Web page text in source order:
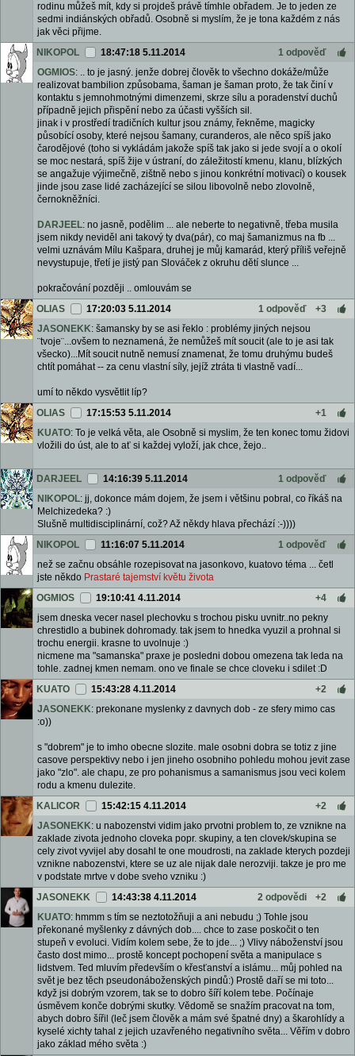
rodinu můžeš mít, kdy si projdeš právě tímhle obřadem. Je to jeden ze
sedmi indiánských obřadů. Osobně si myslím, že je tona každém z nás
jak věci přijme.
NIKOPOL
18:47:18 5.11.2014
1 odpověď
OGMIOS: .. to je jasný. jenže dobrej člověk to všechno dokáže/může
realizovat bambilion způsobama, šaman je šaman proto, že tak činí v
kontaktu s jemnohmotnými dimenzemi, skrze sílu a poradenství duchů
případně jejich přispění nebo za účasti vyšších sil.
jinak i v prostředí tradičních kultur jsou známy, řekněme, magicky
působící osoby, které nejsou šamany, curanderos, ale něco spíš jako
čarodějové (toho si vykládám jakože spíš tak jako si jede svojí a o okolí
se moc nestará, spíš žije v ústraní, do záležitostí kmenu, klanu, blízkých
se angažuje výjimečně, zištně nebo s jinou konkrétní motivací) o kousek
jinde jsou zase lidé zacházející se silou libovolně nebo zlovolně,
černokněžníci.
DARJEEL: no jasně, podělim ... ale neberte to negativně, třeba musila
jsem nikdy neviděl ani takový ty dva(pár), co maj šamanizmus na fb ...
velmi uznávám Mílu Kašpara, druhej je můj kamarád, který příliš veřejně
nevystupuje, třetí je jistý pan Slováček z okruhu dětí slunce ...
pokračování později .. omlouvám se
OLIAS
17:20:03 5.11.2014 1 odpověď
+3
JASONEKK: šamansky by se asi řeklo : problémy jiných nejsou
¨tvoje¨...ovšem to neznamená, že nemůžeš mít soucit (ale to je asi tak
všecko)...Mít soucit nutně nemusí znamenat, že tomu druhýmu budeš
chtít pomáhat -- za cenu vlastní síly, jejíž ztráta ti vlastně vadí...
umí to někdo vysvětlit líp?
OLIAS
17:15:53 5.11.2014
+1
KUATO: To je velká věta, ale Osobně si myslim, že ten konec tomu židovi
vložili do úst, ale to ať si každej vyloží, jak chce, žejo..
DARJEEL 14:16:39 5.11.2014
1 odpověď
NIKOPOL: jj, dokonce mám dojem, že jsem i většinu pobral, co říkáš na
Melchizedeka? :)
Slušně multidisciplinární, což? Až někdy hlava přechází :-))))
NIKOPOL
11:16:07 5.11.2014
1 odpověď
než se začnu obsáhle rozepisovat na jasonkovo, kuatovo téma ... četl
jste někdo Prastaré tajemství květu života
OGMIOS
19:10:41 4.11.2014
+4
jsem dneska vecer nasel plechovku s trochou pisku uvnitr..no pekny
chrestidlo a bubinek dohromady. tak jsem to hnedka vyuzil a prohnal si
trochu energii. krasne to uvolnuje :)
nicmene ma "samanska" praxe je posledni dobou omezena tak leda na
tohle. zadnej kmen nemam. ono ve finale se chce cloveku i sdilet :D
KUATO
15:43:28 4.11.2014
+2
JASONEKK: prekonane myslenky z davnych dob - ze sfery mimo cas
:o))
s "dobrem" je to imho obecne slozite. male osobni dobra se totiz z jine
casove perspektivy nebo i jen jineho osobniho pohledu mohou jevit zase
jako "zlo". ale chapu, ze pro pohanismus a samanismus jsou veci kolem
rodu a kmenu dulezite.
KALICOR
15:42:15 4.11.2014
+2
JASONEKK: u nabozenstvi vidim jako prvotni problem to, ze vznikne na
zaklade zivota jednoho cloveka popr. skupiny, a ten clovek/skupina se
cely zivot vyvijel aby dosahl te one moudrosti, na zaklade kterych pozdeji
vznikne nabozenstvi, ktere se uz ale nijak dale nerozviji. takze je pro me
v podstate mrtve v dobe sveho vzniku :)
JASONEKK
14:43:38 4.11.2014 2 odpovědi
+2
KUATO: hmmm s tím se neztotožňuji a ani nebudu ;) Tohle jsou
překonané myšlenky z dávných dob.... chce to zase poskočit o ten
stupeň v evoluci. Vidím kolem sebe, že to jde... ;) Vlivy náboženství jsou
často dost mimo... prostě koncept pochopení světa a manipulace s
lidstvem. Ted mluvím především o křesťanství a islámu... můj pohled na
svět je bez těch pseudonáboženských pindů:) Prostě daří se mi toto...
když jsi dobrým vzorem, tak se to dobro šíří kolem tebe. Počínaje
úsměvem konče dobrými skutky. Vědomě se snažím pracovat na tom,
abych dobro šířil (leč jsem člověk a mám své špatné dny) a škarohlídy a
kyselé xichty tahal z jejich uzavřeného negativního světa... Věřím v dobro
jako základ mého světa :)